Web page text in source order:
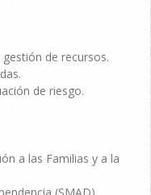
de recursos.
de riesgo.
a las Familias y a la